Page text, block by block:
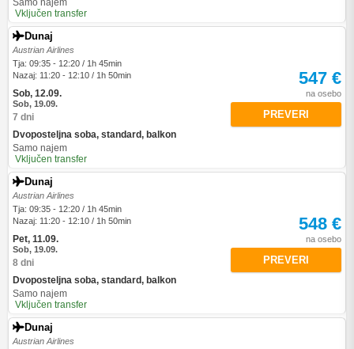
Samo najem
Vključen transfer
Dunaj
Austrian Airlines
Tja: 09:35 - 12:20 / 1h 45min
Nazaj: 11:20 - 12:10 / 1h 50min
Sob, 12.09.
Sob, 19.09.
7 dni
Dvoposteljna soba, standard, balkon
Samo najem
Vključen transfer
547 €
na osebo
PREVERI
Dunaj
Austrian Airlines
Tja: 09:35 - 12:20 / 1h 45min
Nazaj: 11:20 - 12:10 / 1h 50min
Pet, 11.09.
Sob, 19.09.
8 dni
Dvoposteljna soba, standard, balkon
Samo najem
Vključen transfer
548 €
na osebo
PREVERI
Dunaj
Austrian Airlines